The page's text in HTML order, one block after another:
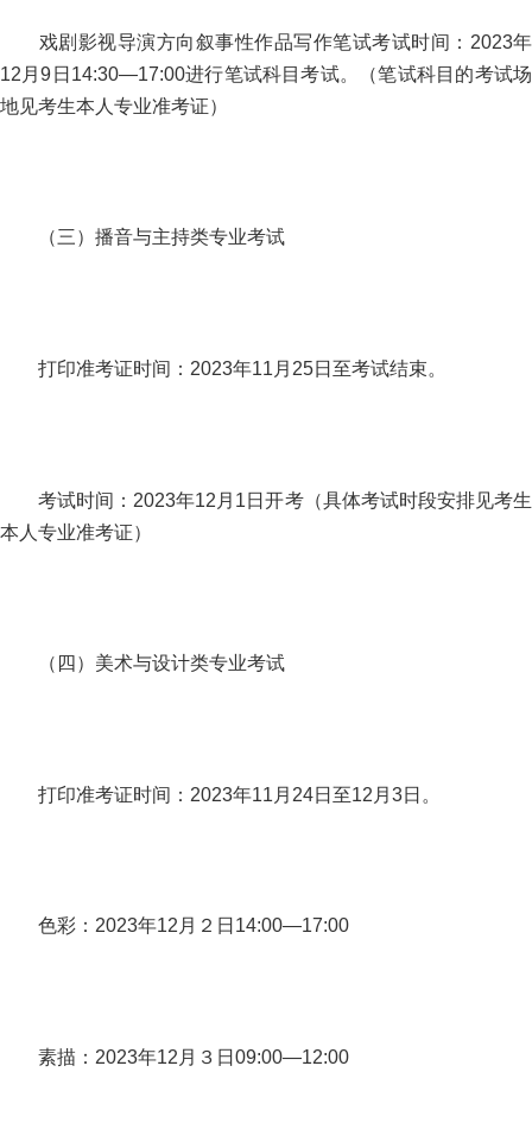
戏剧影视导演方向叙事性作品写作笔试考试时间：2023年
12月9日14:30—17:00进行笔试科目考试。（笔试科目的考试场
地见考生本人专业准考证）
（三）播音与主持类专业考试
打印准考证时间：2023年11月25日至考试结束。
考试时间：2023年12月1日开考（具体考试时段安排见考生
本人专业准考证）
（四）美术与设计类专业考试
打印准考证时间：2023年11月24日至12月3日。
色彩：2023年12月２日14:00—17:00
素描：2023年12月３日09:00—12:00